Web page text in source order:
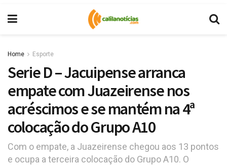
Home Esporte
Serie D – Jacuipense arranca
empate com Juazeirense nos
acréscimos e se mantém na 4ª
colocação do Grupo A10
Com o empate, a Juazeirense chegou aos 13 pontos
e ocupa a terceira colocação do Grupo A10. O